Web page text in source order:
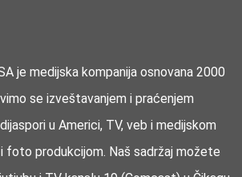
je medijska kompanija osnovana 2000
se izveštavanjem i praćenjem
u Americi, TV, veb i medijskom
foto produkcijom. Naš sadržaj možete